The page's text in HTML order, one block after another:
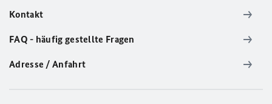
Kontakt
FAQ - häufig gestellte Fragen
Adresse / Anfahrt